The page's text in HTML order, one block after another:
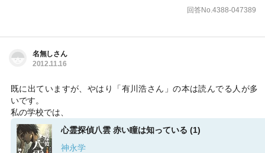
回答No.4388-047389
名無しさん
2012.11.16
既に出ていますが、やはり「有川浩さん」の本は読んでる人が多
いです。
私の学校では、
心霊探偵八雲 赤い瞳は知っている (1)
神永学